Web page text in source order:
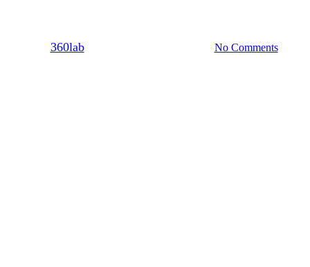
360lab14/10/2021 No Comments